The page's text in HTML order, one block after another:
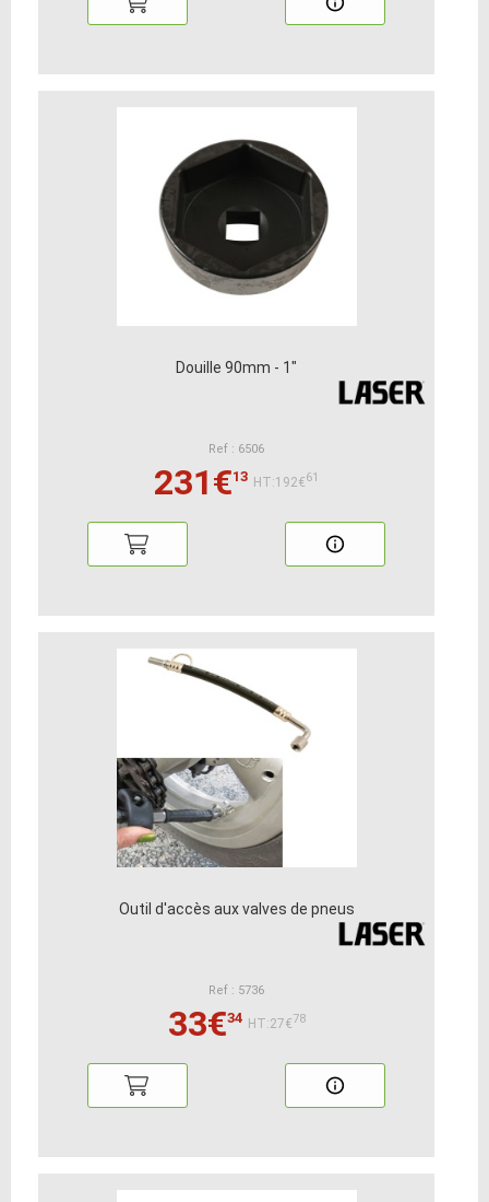
Douille 90mm - 1"
Ref : 6506
231€13 HT:192€61
Outil d'accès aux valves de pneus
Ref : 5736
33€34 HT:27€78